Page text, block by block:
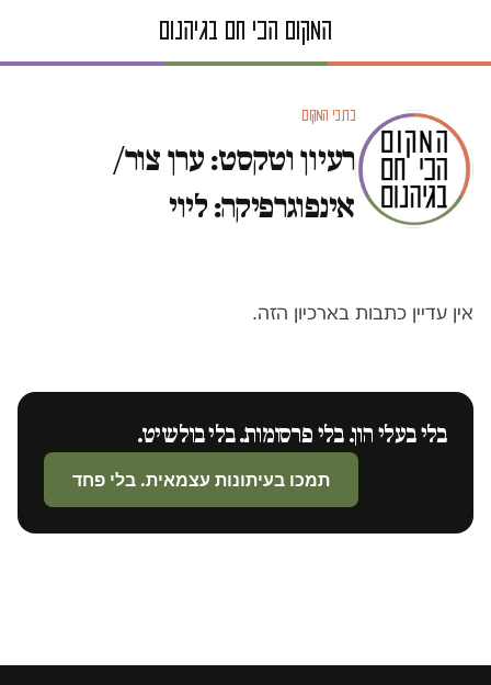
כתבי המקום
רעיון וטקסט: ערן צור/
אינפוגרפיקה: ליוי
אין עדיין כתבות בארכיון הזה.
בלי בעלי הון. בלי פרסומות. בלי בולשיט.
תמכו בעיתונות עצמאית. בלי פחד